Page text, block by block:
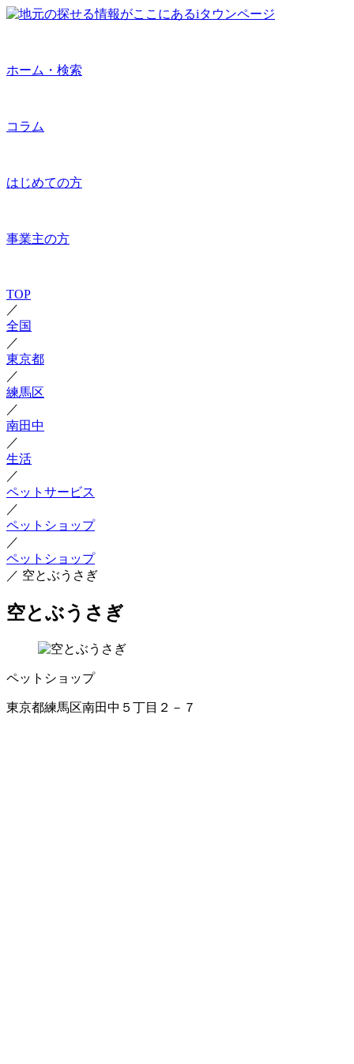
ホーム・検索
コラム
はじめての方
事業主の方
TOP
／
全国
／
東京都
／
練馬区
／
南田中
／
生活
／
ペットサービス
／
ペットショップ
／
ペットショップ
／ 空とぶうさぎ
空とぶうさぎ
ペットショップ
東京都練馬区南田中５丁目２－７